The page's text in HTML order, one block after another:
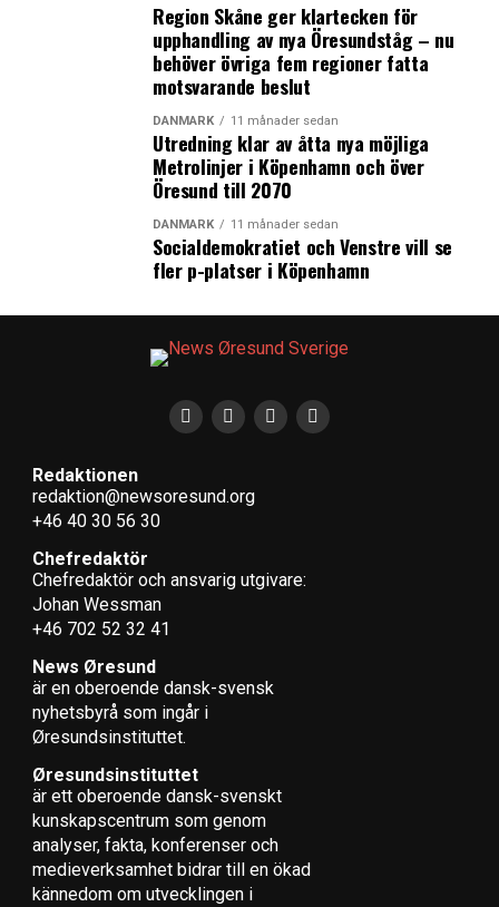
Region Skåne ger klartecken för
upphandling av nya Öresundståg – nu
behöver övriga fem regioner fatta
motsvarande beslut
DANMARK 11 månader sedan
Utredning klar av åtta nya möjliga
Metrolinjer i Köpenhamn och över
Öresund till 2070
DANMARK 11 månader sedan
Socialdemokratiet och Venstre vill se
fler p-platser i Köpenhamn
Redaktionen
redaktion@newsoresund.org
+46 40 30 56 30
Chefredaktör
Chefredaktör och ansvarig utgivare:
Johan Wessman
+46 702 52 32 41
News Øresund
är en oberoende dansk-svensk
nyhets­byrå som ingår i
Øresundsinstituttet.
Øresundsinstituttet
är ett oberoende dansk-svenskt
kunskapscentrum som genom
analyser, fakta, konferenser och
medieverksamhet bidrar till en ökad
kännedom om utvecklingen i